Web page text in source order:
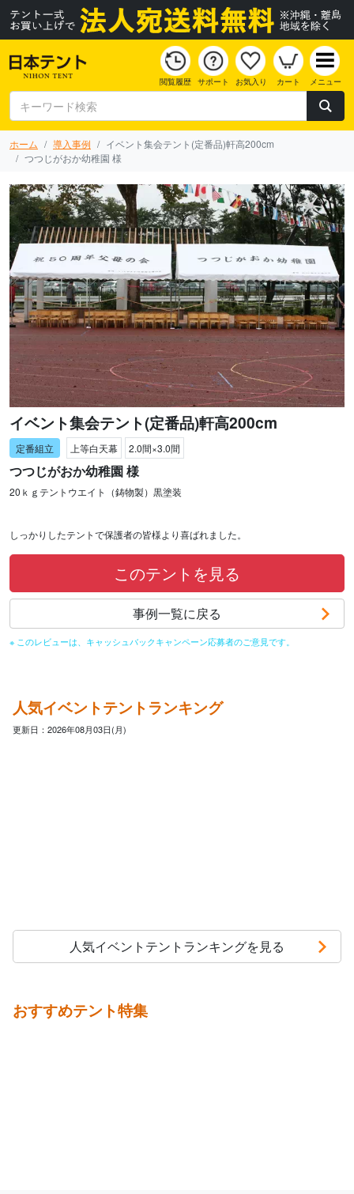
閲覧履歴 サポート お気入り カート メニュー
ホーム 導入事例
イベント集会テント(定番品)軒高200cm
つつじがおか幼稚園 様
イベント集会テント(定番品)軒高200cm
上等白天幕 2.0間×3.0間
つつじがおか幼稚園 様
20ｋｇテントウエイト（鋳物製）黒塗装
しっかりしたテントで保護者の皆様より喜ばれました。
このテントを見る
事例一覧に戻る
※ このレビューは、キャッシュバックキャンペーン応募者のご意見です。
人気イベントテントランキング
更新日：2026年08月03日(月)
人気イベントテントランキングを見る
おすすめテント特集